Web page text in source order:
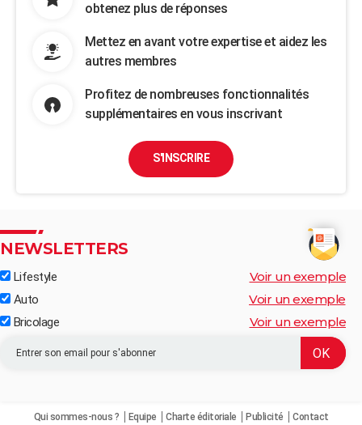
obtenez plus de réponses
Mettez en avant votre expertise et aidez les
autres membres
Profitez de nombreuses fonctionnalités
supplémentaires en vous inscrivant
S'INSCRIRE
NEWSLETTERS
Lifestyle Voir un exemple
Auto Voir un exemple
Bricolage Voir un exemple
Qui sommes-nous ? Equipe Charte éditoriale Publicité Contact